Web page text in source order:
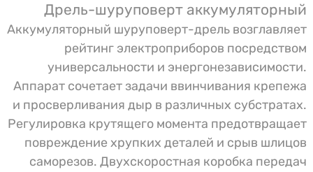
Дрель-шуруповерт аккумуляторный
Аккумуляторный шуруповерт-дрель возглавляет
рейтинг электроприборов посредством
универсальности и энергонезависимости.
Аппарат сочетает задачи ввинчивания крепежа
и просверливания дыр в различных субстратах.
Регулировка крутящего момента предотвращает
повреждение хрупких деталей и срыв шлицов
саморезов. Двухскоростная коробка передач